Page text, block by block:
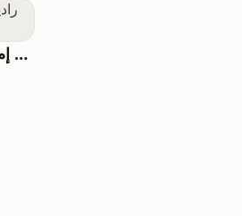
MFM Radio (راديو إم إف إم)